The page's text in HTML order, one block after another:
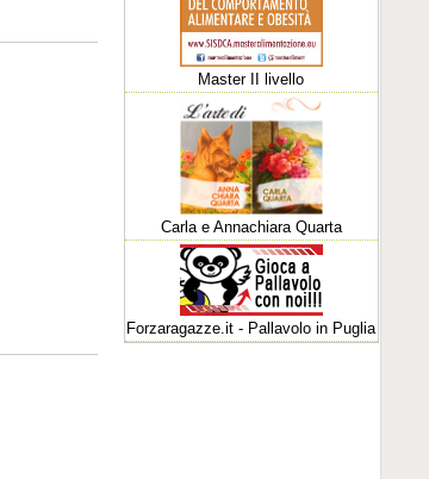
Master II livello
Carla e Annachiara Quarta
Forzaragazze.it - Pallavolo in Puglia